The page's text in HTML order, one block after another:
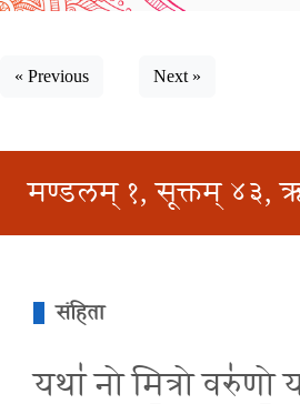
« Previous Next »
मण्डलम् १, सूक्तम् ४३,
संहिता
यथा॑ नो मि॒त्रो वरु॑णो॒